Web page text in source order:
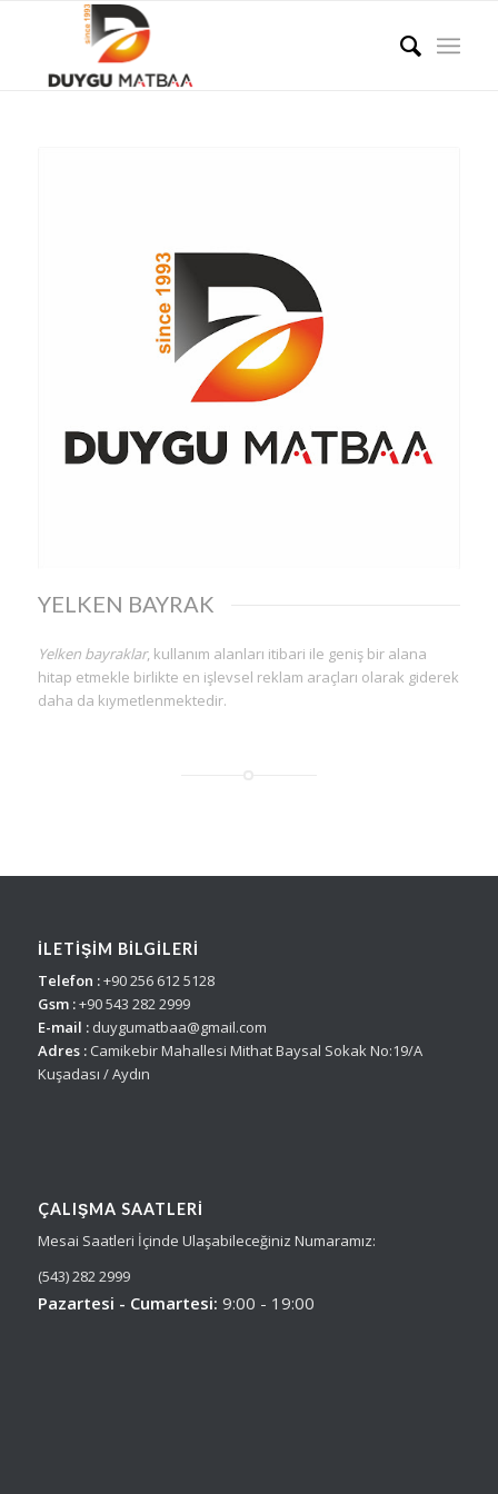
YELKEN BAYRAK
Yelken bayraklar, kullanım alanları itibari ile geniş bir alana
hitap etmekle birlikte en işlevsel reklam araçları olarak giderek
daha da kıymetlenmektedir.
İLETİŞİM BİLGİLERİ
Telefon :+90 256 612 5128
Gsm :+90 543 282 2999
E-mail :duygumatbaa@gmail.com
Adres :Camikebir Mahallesi Mithat Baysal Sokak No:19/A
Kuşadası / Aydın
ÇALIŞMA SAATLERI
Mesai Saatleri İçinde Ulaşabileceğiniz Numaramız:
(543) 282 2999
Pazartesi - Cumartesi: 9:00 - 19:00